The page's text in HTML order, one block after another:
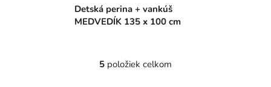
Detská perina + vankúš
MEDVEDÍK 135 x 100 cm
O
5 položiek celkom